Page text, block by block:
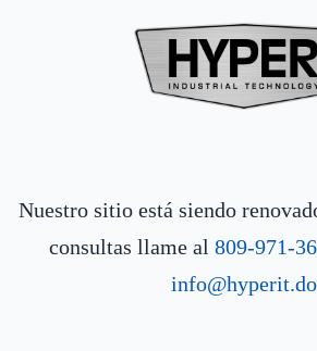
Nuestro sitio está siendo
consultas llame al 809-971-
info@hyperit.do